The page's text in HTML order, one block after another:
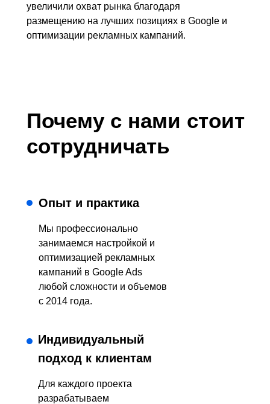
увеличили охват рынка благодаря
размещению на лучших позициях в Google и
оптимизации рекламных кампаний.
Почему с нами стоит
сотрудничать
Опыт и практика
Индивидуальный
подход к клиентам
Мы профессионально
занимаемся настройкой и
оптимизацией рекламных
кампаний в Google Ads
любой сложности и объемов
с 2014 года.
Для каждого проекта
разрабатываем